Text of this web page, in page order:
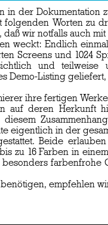
der Dokumentation
Worten zu
wir notfalls auch
weckt: Endlich
Screens und 1024
und teilweise
Demo-Listing
ihre fertigen
auf deren Herkunft
eigentlich in der
Beide
zu 16 Farben in
empfehlen